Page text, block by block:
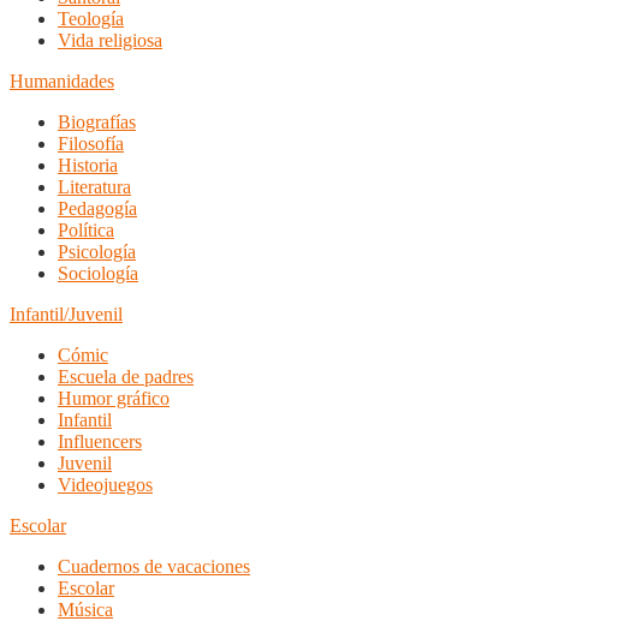
Teología
Vida religiosa
Humanidades
Biografías
Filosofía
Historia
Literatura
Pedagogía
Política
Psicología
Sociología
Infantil/Juvenil
Cómic
Escuela de padres
Humor gráfico
Infantil
Influencers
Juvenil
Videojuegos
Escolar
Cuadernos de vacaciones
Escolar
Música